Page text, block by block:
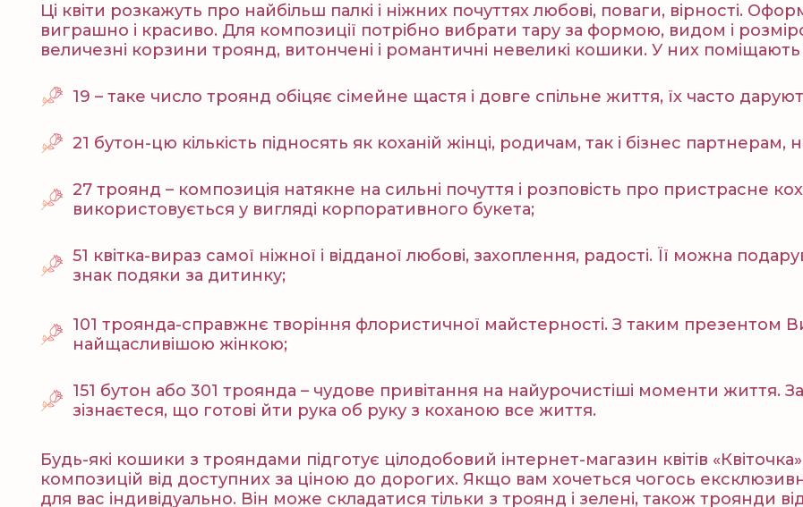
Ці квіти розкажуть про найбільш палкі і ніжних почуттях любові, поваги, вірності.
виграшно і красиво. Для композиції потрібно вибрати тару за формою, видом і
величезні корзини троянд, витончені і романтичні невеликі кошики. У них поміщають
19 – таке число троянд обіцяє сімейне щастя і довге спільне життя, їх часто
21 бутон-цю кількість підносять як коханій жінці, родичам, так і бізнес партнерам,
27 троянд – композиція натякне на сильні почуття і розповість про пристрасне
використовується у вигляді корпоративного букета;
51 квітка-вираз самої ніжної і відданої любові, захоплення, радості. Її можна
знак подяки за дитинку;
101 троянда-справжнє творіння флористичної майстерності. З таким презентом
найщасливішою жінкою;
151 бутон або 301 троянда – чудове привітання на найурочистіші моменти життя.
зізнаєтеся, що готові йти рука об руку з коханою все життя.
Будь-які кошики з трояндами підготує цілодобовий інтернет-магазин квітів
композицій від доступних за ціною до дорогих. Якщо вам хочеться чогось
для вас індивідуально. Він може складатися тільки з троянд і зелені, також троянди